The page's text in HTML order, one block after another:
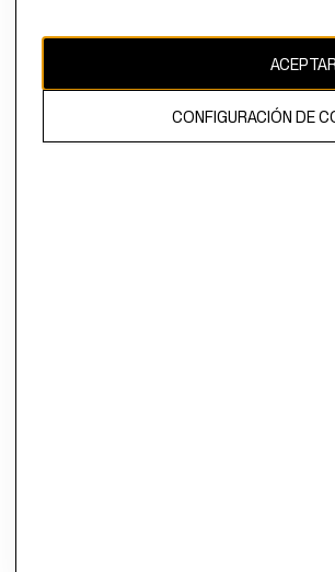
El contenido de esta página web está protegido
propiedad de H&M Hennes & Mauritz AB.
CONFIGURACIÓN DE